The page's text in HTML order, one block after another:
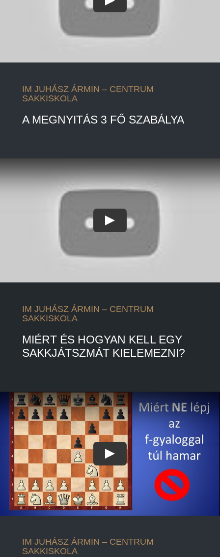
Play
IM JUHÁSZ ÁRMIN – CENTRUM
SAKKISKOLA
A MEGNYITÁS 3 FŐ SZABÁLYA
Play
IM JUHÁSZ ÁRMIN – CENTRUM
SAKKISKOLA
MIÉRT ÉS HOGYAN KELL EGY
SAKKJÁTSZMÁT KIELEMEZNI?
Play
IM JUHÁSZ ÁRMIN – CENTRUM
SAKKISKOLA